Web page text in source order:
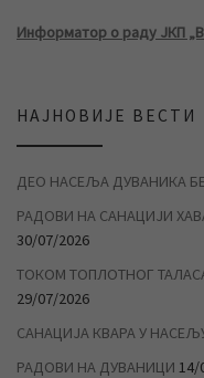
Информатор о раду ЈКП
НАЈНОВИЈЕ ВЕСТИ
ДЕО НАСЕЉА ДУВАНИКА
РАДОВИ НА САНАЦИЈИ
30/07/2026
ТОКОМ ТОПЛОТНОГ
29/07/2026
САНАЦИЈА КВАРА У
РАДОВИ НА ДУВАНИЦИ 14/